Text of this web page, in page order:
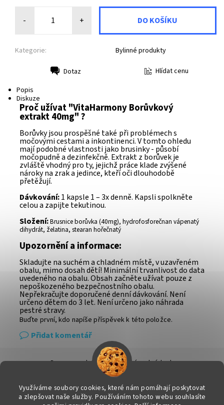
- +
Kategorie: Bylinné produkty
Dotaz
Hlídat cenu
Popis
Diskuze
Proč užívat "VitaHarmony Borůvkový
extrakt 40mg" ?
Borůvky jsou prospěšné také při problémech s
močovými cestami a inkontinenci. V tomto ohledu
mají podobné vlastnosti jako brusinky - působí
močopudně a dezinfekčně. Extrakt z borůvek je
zvláště vhodný pro ty, jejichž práce klade zvýšené
nároky na zrak a jedince, kteří oči dlouhodobě
přetěžují.
Dávkování:1 kapsle 1 – 3x denně. Kapsli spolkněte
celou a zapijte tekutinou.
Složení:Brusnice borůvka (40mg), hydrofosforečnan vápenatý
dihydrát, želatina, stearan hořečnatý
Upozornění a informace:
Skladujte na suchém a chladném místě, v uzavřeném
obalu, mimo dosah dětí! Minimální trvanlivost do data
uvedeného na obalu. Obsah začněte užívat pouze z
nepoškozeného bezpečnostního obalu.
Nepřekračujte doporučené denní dávkování. Není
určeno dětem do 3 let. Není určeno jako náhrada
pestré stravy.
Buďte první, kdo napíše příspěvek k této položce.
Přidat komentář
Doprava a platba | Obchodní podmínky |
| Info k nákupu & reklamační řád
Kontakty
Využíváme soubory cookies, které nám pomáhají poskytovat
a zlepšovat naše služby. Používáním tohoto webu souhlasíte